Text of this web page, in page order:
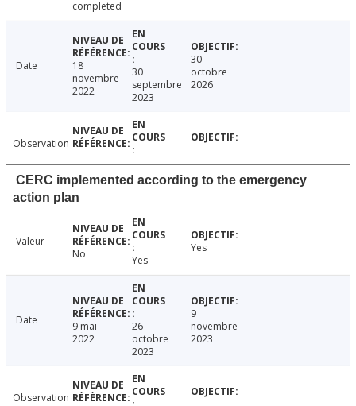
completed
Date
18
novembre
2022
30
septembre
2023
30
octobre
2026
Observation
CERC implemented according to the emergency
action plan
Valeur
No
Yes
Yes
Date
9 mai
2022
26
octobre
2023
9
novembre
2023
Observation